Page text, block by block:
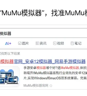
模拟器”，找准MuMu